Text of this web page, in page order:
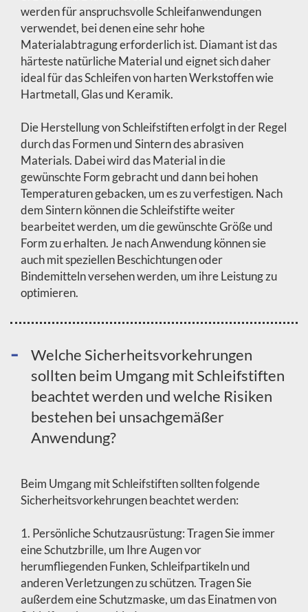
werden für anspruchsvolle Schleifanwendungen
verwendet, bei denen eine sehr hohe
Materialabtragung erforderlich ist. Diamant ist das
härteste natürliche Material und eignet sich daher
ideal für das Schleifen von harten Werkstoffen wie
Hartmetall, Glas und Keramik.
Die Herstellung von Schleifstiften erfolgt in der Regel
durch das Formen und Sintern des abrasiven
Materials. Dabei wird das Material in die
gewünschte Form gebracht und dann bei hohen
Temperaturen gebacken, um es zu verfestigen. Nach
dem Sintern können die Schleifstifte weiter
bearbeitet werden, um die gewünschte Größe und
Form zu erhalten. Je nach Anwendung können sie
auch mit speziellen Beschichtungen oder
Bindemitteln versehen werden, um ihre Leistung zu
optimieren.
Welche Sicherheitsvorkehrungen
sollten beim Umgang mit Schleifstiften
beachtet werden und welche Risiken
bestehen bei unsachgemäßer
Anwendung?
Beim Umgang mit Schleifstiften sollten folgende
Sicherheitsvorkehrungen beachtet werden:
1. Persönliche Schutzausrüstung: Tragen Sie immer
eine Schutzbrille, um Ihre Augen vor
herumfliegenden Funken, Schleifpartikeln und
anderen Verletzungen zu schützen. Tragen Sie
außerdem eine Schutzmaske, um das Einatmen von